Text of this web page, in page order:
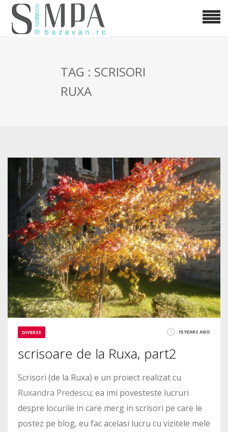
TAG : SCRISORI
RUXA
DIVERSE 15 YEARS AGO
scrisoare de la Ruxa, part2
Scrisori (de la Ruxa) e un proiect realizat cu
Ruxandra Predescu; ea imi povesteste lucruri
despre locurile in care merg in scrisori pe care le
postez pe blog, eu fac acelasi lucru cu vizitele mele